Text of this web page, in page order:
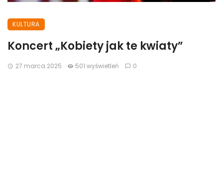
KULTURA
Koncert „Kobiety jak te kwiaty”
27 marca 2025 501 wyświetleń 0